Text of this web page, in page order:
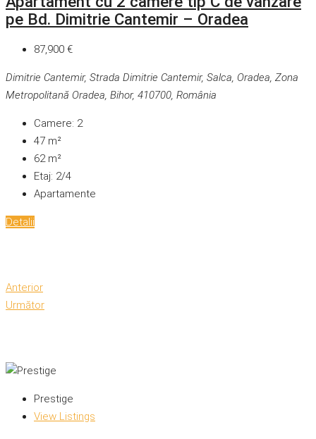
pe Bd. Dimitrie Cantemir – Oradea
87,900 €
Dimitrie Cantemir, Strada Dimitrie Cantemir, Salca, Oradea, Zona
Metropolitană Oradea, Bihor, 410700, România
Camere: 2
47 m²
62m²
Etaj: 2/4
Apartamente
Detalii
Anterior
Următor
Prestige
View Listings